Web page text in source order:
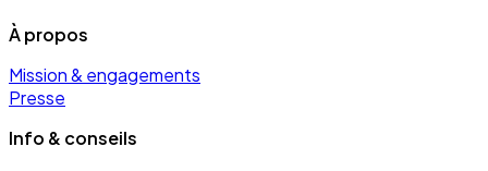
À propos
Mission & engagements
Presse
Info & conseils